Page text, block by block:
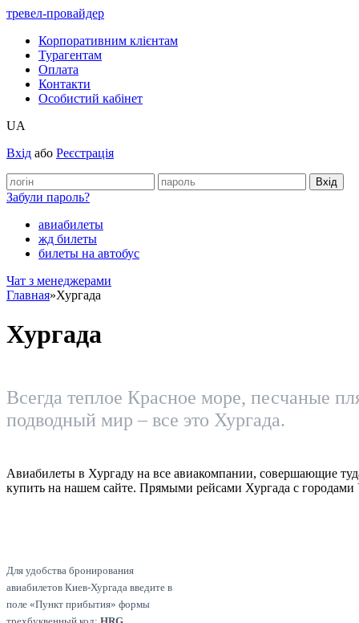
тревел-провайдер
Корпоративним клієнтам
Турагентам
Оплата
Контакти
Особистий кабінет
UA
Вхід або Реєстрація
Забули пароль?
авиабилеты
жд билеты
билеты на автобус
Чат з менеджерами
Главная»Хургада
Хургада
Всегда теплое Красное море, песчаные
подводный мир – все это Хургада.
Авиабилеты в Хургаду на все авиакомпании, совершающие
купить на нашем сайте. Прямыми рейсами Хургада с городами
Для удобства бронирования
авиабилетов Киев-Хургада введите в
поле «Пункт прибытия» формы